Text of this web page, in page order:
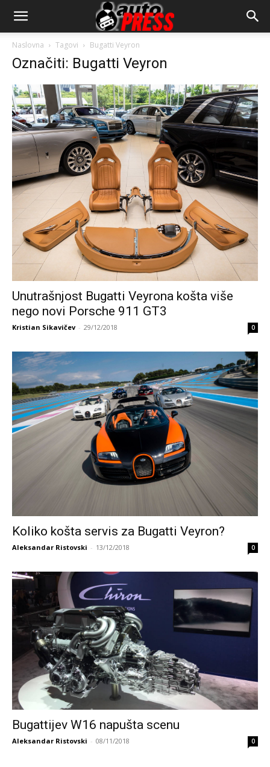
AutopressHR
Naslovna Tagovi Bugatti Veyron
Označiti: Bugatti Veyron
Unutrašnjost Bugatti Veyrona košta više
nego novi Porsche 911 GT3
Kristian Sikavičev - 29/12/2018 0
Koliko košta servis za Bugatti Veyron?
Aleksandar Ristovski - 13/12/2018 0
Bugattijev W16 napušta scenu
Aleksandar Ristovski - 08/11/2018 0